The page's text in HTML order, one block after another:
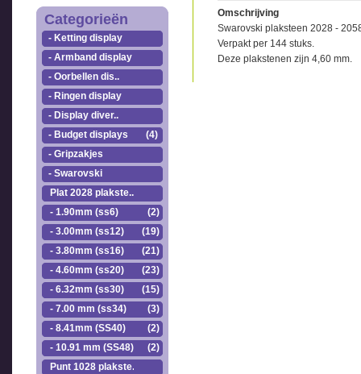
Categorieën
- Ketting display
- Armband display
- Oorbellen dis..
- Ringen display
- Display diver..
- Budget displays
(4)
- Gripzakjes
- Swarovski
Plat 2028 plakste..
- 1.90mm (ss6)
(2)
- 3.00mm (ss12)
(19)
- 3.80mm (ss16)
(21)
- 4.60mm (ss20)
(23)
- 6.32mm (ss30)
(15)
- 7.00 mm (ss34)
(3)
- 8.41mm (SS40)
(2)
- 10.91 mm (SS48)
(2)
Punt 1028 plakste..
Omschrijving
Swarovski plaksteen 2028 -
Verpakt per 144 stuks.
Deze plakstenen zijn 4,60 mm.